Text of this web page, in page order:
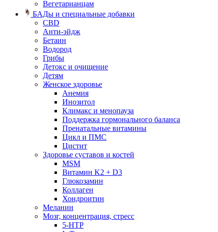
Вегетарианцам
БАДы и специальные добавки
CBD
Анти-эйдж
Бетаин
Водород
Грибы
Детокс и очищение
Детям
Женское здоровье
Анемия
Инозитол
Климакс и менопауза
Поддержка гормонального баланса
Пренатальные витамины
Цикл и ПМС
Цистит
Здоровье суставов и костей
MSM
Витамин K2 + D3
Глюкозамин
Коллаген
Хондроитин
Меланин
Мозг, концентрация, стресс
5-HTP